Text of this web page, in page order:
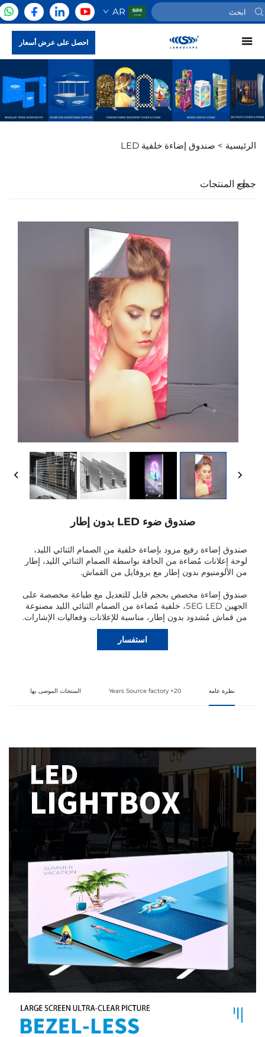
AR
احصل على عرض أسعار
الرئيسية > صندوق إضاءة خلفية LED
جميع المنتجات
صندوق ضوء LED بدون إطار
صندوق إضاءة رفيع مزود بإضاءة خلفية من الصمام الثنائي الليد،
لوحة إعلانات مُضاءة من الحافة بواسطة الصمام الثنائي الليد، إطار
من الألومنيوم بدون إطار مع بروفايل من القماش.
صندوق إضاءة مخصص بحجم قابل للتعديل مع طباعة مخصصة على
الجهين SEG LED، خلفية مُضاءة من الصمام الثنائي الليد مصنوعة
من قماش مُشدود بدون إطار، مناسبة للإعلانات وفعاليات الإشارات.
استفسار
نظرة عامة 20+ Years Source factory المنتجات الموصى بها